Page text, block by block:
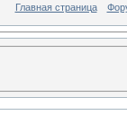
Главная страница